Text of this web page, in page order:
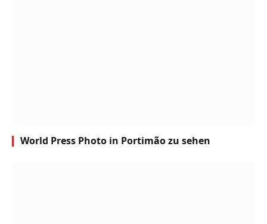
World Press Photo in Portimão zu sehen